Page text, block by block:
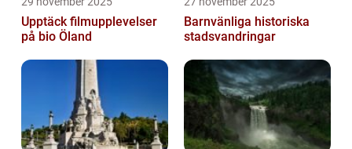
Upptäck filmupplevelser
på bio Öland
Barnvänliga historiska
stadsvandringar